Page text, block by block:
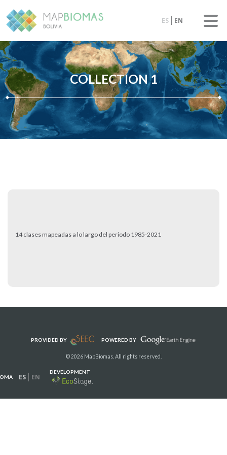
ES EN
COLLECTION 1
14 clases mapeadas a lo largo del periodo 1985-2021
PROVIDED BY POWERED BY
© 2026 MapBiomas. All rights reserved.
ES EN
DEVELOPMENT